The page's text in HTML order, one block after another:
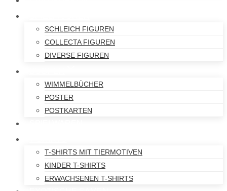
SCHLEICH FIGUREN
COLLECTA FIGUREN
DIVERSE FIGUREN
WIMMELBÜCHER
POSTER
POSTKARTEN
T-SHIRTS MIT TIERMOTIVEN
KINDER T-SHIRTS
ERWACHSENEN T-SHIRTS